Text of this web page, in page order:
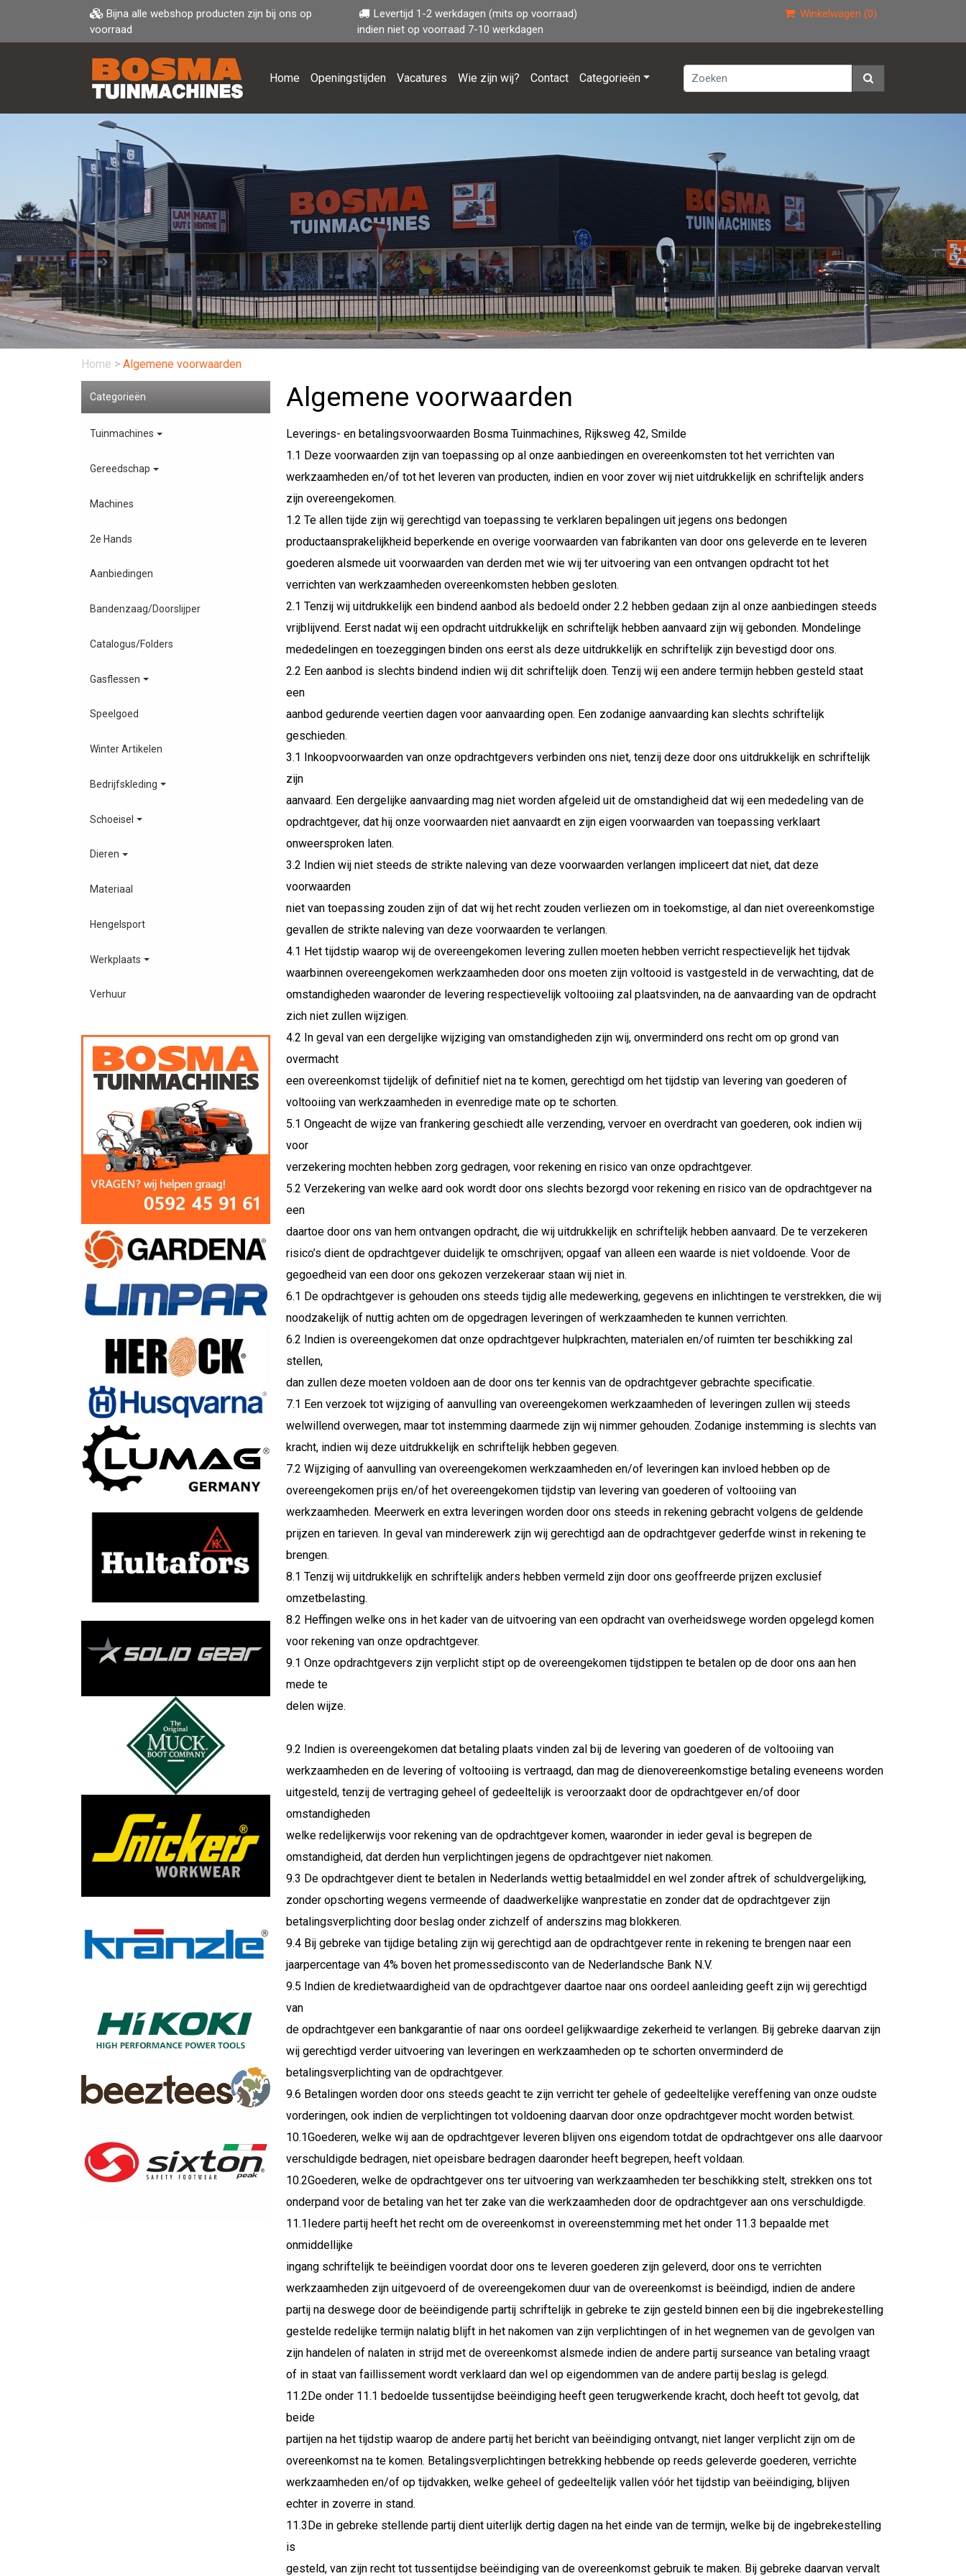
Bijna alle webshop producten zijn bij ons op
voorraad
Levertijd 1-2 werkdagen (mits op voorraad)
indien niet op voorraad 7-10 werkdagen
Winkelwagen (0)
Home Openingstijden Vacatures Wie zijn wij? Contact Categorieën
Home > Algemene voorwaarden
Categorieën
Tuinmachines
Gereedschap
Machines
2e Hands
Aanbiedingen
Bandenzaag/Doorslijper
Catalogus/Folders
Gasflessen
Speelgoed
Winter Artikelen
Bedrijfskleding
Schoeisel
Dieren
Materiaal
Hengelsport
Werkplaats
Verhuur
Algemene voorwaarden
Leverings- en betalingsvoorwaarden Bosma Tuinmachines, Rijksweg 42, Smilde
1.1 Deze voorwaarden zijn van toepassing op al onze aanbiedingen en overeenkomsten tot het verrichten van
werkzaamheden en/of tot het leveren van producten, indien en voor zover wij niet uitdrukkelijk en schriftelijk anders
zijn overeengekomen.
1.2 Te allen tijde zijn wij gerechtigd van toepassing te verklaren bepalingen uit jegens ons bedongen
productaansprakelijkheid beperkende en overige voorwaarden van fabrikanten van door ons geleverde en te leveren
goederen alsmede uit voorwaarden van derden met wie wij ter uitvoering van een ontvangen opdracht tot het
verrichten van werkzaamheden overeenkomsten hebben gesloten.
2.1 Tenzij wij uitdrukkelijk een bindend aanbod als bedoeld onder 2.2 hebben gedaan zijn al onze aanbiedingen steeds
vrijblijvend. Eerst nadat wij een opdracht uitdrukkelijk en schriftelijk hebben aanvaard zijn wij gebonden. Mondelinge
mededelingen en toezeggingen binden ons eerst als deze uitdrukkelijk en schriftelijk zijn bevestigd door ons.
2.2 Een aanbod is slechts bindend indien wij dit schriftelijk doen. Tenzij wij een andere termijn hebben gesteld staat
een
aanbod gedurende veertien dagen voor aanvaarding open. Een zodanige aanvaarding kan slechts schriftelijk
geschieden.
3.1 Inkoopvoorwaarden van onze opdrachtgevers verbinden ons niet, tenzij deze door ons uitdrukkelijk en schriftelijk
zijn
aanvaard. Een dergelijke aanvaarding mag niet worden afgeleid uit de omstandigheid dat wij een mededeling van de
opdrachtgever, dat hij onze voorwaarden niet aanvaardt en zijn eigen voorwaarden van toepassing verklaart
onweersproken laten.
3.2 Indien wij niet steeds de strikte naleving van deze voorwaarden verlangen impliceert dat niet, dat deze
voorwaarden
niet van toepassing zouden zijn of dat wij het recht zouden verliezen om in toekomstige, al dan niet overeenkomstige
gevallen de strikte naleving van deze voorwaarden te verlangen.
4.1 Het tijdstip waarop wij de overeengekomen levering zullen moeten hebben verricht respectievelijk het tijdvak
waarbinnen overeengekomen werkzaamheden door ons moeten zijn voltooid is vastgesteld in de verwachting, dat de
omstandigheden waaronder de levering respectievelijk voltooiing zal plaatsvinden, na de aanvaarding van de opdracht
zich niet zullen wijzigen.
4.2 In geval van een dergelijke wijziging van omstandigheden zijn wij, onverminderd ons recht om op grond van
overmacht
een overeenkomst tijdelijk of definitief niet na te komen, gerechtigd om het tijdstip van levering van goederen of
voltooiing van werkzaamheden in evenredige mate op te schorten.
5.1 Ongeacht de wijze van frankering geschiedt alle verzending, vervoer en overdracht van goederen, ook indien wij
voor
verzekering mochten hebben zorg gedragen, voor rekening en risico van onze opdrachtgever.
5.2 Verzekering van welke aard ook wordt door ons slechts bezorgd voor rekening en risico van de opdrachtgever na
een
daartoe door ons van hem ontvangen opdracht, die wij uitdrukkelijk en schriftelijk hebben aanvaard. De te verzekeren
risico’s dient de opdrachtgever duidelijk te omschrijven; opgaaf van alleen een waarde is niet voldoende. Voor de
gegoedheid van een door ons gekozen verzekeraar staan wij niet in.
6.1 De opdrachtgever is gehouden ons steeds tijdig alle medewerking, gegevens en inlichtingen te verstrekken, die wij
noodzakelijk of nuttig achten om de opgedragen leveringen of werkzaamheden te kunnen verrichten.
6.2 Indien is overeengekomen dat onze opdrachtgever hulpkrachten, materialen en/of ruimten ter beschikking zal
stellen,
dan zullen deze moeten voldoen aan de door ons ter kennis van de opdrachtgever gebrachte specificatie.
7.1 Een verzoek tot wijziging of aanvulling van overeengekomen werkzaamheden of leveringen zullen wij steeds
welwillend overwegen, maar tot instemming daarmede zijn wij nimmer gehouden. Zodanige instemming is slechts van
kracht, indien wij deze uitdrukkelijk en schriftelijk hebben gegeven.
7.2 Wijziging of aanvulling van overeengekomen werkzaamheden en/of leveringen kan invloed hebben op de
overeengekomen prijs en/of het overeengekomen tijdstip van levering van goederen of voltooiing van
werkzaamheden. Meerwerk en extra leveringen worden door ons steeds in rekening gebracht volgens de geldende
prijzen en tarieven. In geval van minderewerk zijn wij gerechtigd aan de opdrachtgever gederfde winst in rekening te
brengen.
8.1 Tenzij wij uitdrukkelijk en schriftelijk anders hebben vermeld zijn door ons geoffreerde prijzen exclusief
omzetbelasting.
8.2 Heffingen welke ons in het kader van de uitvoering van een opdracht van overheidswege worden opgelegd komen
voor rekening van onze opdrachtgever.
9.1 Onze opdrachtgevers zijn verplicht stipt op de overeengekomen tijdstippen te betalen op de door ons aan hen
mede te
delen wijze.
9.2 Indien is overeengekomen dat betaling plaats vinden zal bij de levering van goederen of de voltooiing van
werkzaamheden en de levering of voltooiing is vertraagd, dan mag de dienovereenkomstige betaling eveneens worden
uitgesteld, tenzij de vertraging geheel of gedeeltelijk is veroorzaakt door de opdrachtgever en/of door
omstandigheden
welke redelijkerwijs voor rekening van de opdrachtgever komen, waaronder in ieder geval is begrepen de
omstandigheid, dat derden hun verplichtingen jegens de opdrachtgever niet nakomen.
9.3 De opdrachtgever dient te betalen in Nederlands wettig betaalmiddel en wel zonder aftrek of schuldvergelijking,
zonder opschorting wegens vermeende of daadwerkelijke wanprestatie en zonder dat de opdrachtgever zijn
betalingsverplichting door beslag onder zichzelf of anderszins mag blokkeren.
9.4 Bij gebreke van tijdige betaling zijn wij gerechtigd aan de opdrachtgever rente in rekening te brengen naar een
jaarpercentage van 4% boven het promessedisconto van de Nederlandsche Bank N.V.
9.5 Indien de kredietwaardigheid van de opdrachtgever daartoe naar ons oordeel aanleiding geeft zijn wij gerechtigd
van
de opdrachtgever een bankgarantie of naar ons oordeel gelijkwaardige zekerheid te verlangen. Bij gebreke daarvan zijn
wij gerechtigd verder uitvoering van leveringen en werkzaamheden op te schorten onverminderd de
betalingsverplichting van de opdrachtgever.
9.6 Betalingen worden door ons steeds geacht te zijn verricht ter gehele of gedeeltelijke vereffening van onze oudste
vorderingen, ook indien de verplichtingen tot voldoening daarvan door onze opdrachtgever mocht worden betwist.
10.1Goederen, welke wij aan de opdrachtgever leveren blijven ons eigendom totdat de opdrachtgever ons alle daarvoor
verschuldigde bedragen, niet opeisbare bedragen daaronder heeft begrepen, heeft voldaan.
10.2Goederen, welke de opdrachtgever ons ter uitvoering van werkzaamheden ter beschikking stelt, strekken ons tot
onderpand voor de betaling van het ter zake van die werkzaamheden door de opdrachtgever aan ons verschuldigde.
11.1Iedere partij heeft het recht om de overeenkomst in overeenstemming met het onder 11.3 bepaalde met
onmiddellijke
ingang schriftelijk te beëindigen voordat door ons te leveren goederen zijn geleverd, door ons te verrichten
werkzaamheden zijn uitgevoerd of de overeengekomen duur van de overeenkomst is beëindigd, indien de andere
partij na deswege door de beëindigende partij schriftelijk in gebreke te zijn gesteld binnen een bij die ingebrekestelling
gestelde redelijke termijn nalatig blijft in het nakomen van zijn verplichtingen of in het wegnemen van de gevolgen van
zijn handelen of nalaten in strijd met de overeenkomst alsmede indien de andere partij surseance van betaling vraagt
of in staat van faillissement wordt verklaard dan wel op eigendommen van de andere partij beslag is gelegd.
11.2De onder 11.1 bedoelde tussentijdse beëindiging heeft geen terugwerkende kracht, doch heeft tot gevolg, dat
beide
partijen na het tijdstip waarop de andere partij het bericht van beëindiging ontvangt, niet langer verplicht zijn om de
overeenkomst na te komen. Betalingsverplichtingen betrekking hebbende op reeds geleverde goederen, verrichte
werkzaamheden en/of op tijdvakken, welke geheel of gedeeltelijk vallen vóór het tijdstip van beëindiging, blijven
echter in zoverre in stand.
11.3De in gebreke stellende partij dient uiterlijk dertig dagen na het einde van de termijn, welke bij de ingebrekestelling
is
gesteld, van zijn recht tot tussentijdse beëindiging van de overeenkomst gebruik te maken. Bij gebreke daarvan vervalt